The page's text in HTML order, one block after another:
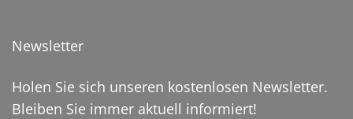
Newsletter
Holen Sie sich unseren kostenlosen Newsletter.
Bleiben Sie immer aktuell informiert!